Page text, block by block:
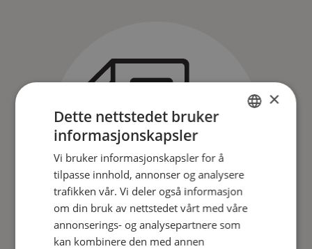
DANISH
GERMAN
NORWEGIAN
×
Dette nettstedet bruker
informasjonskapsler
Vi bruker informasjonskapsler for å
tilpasse innhold, annonser og analysere
trafikken vår. Vi deler også informasjon
om din bruk av nettstedet vårt med våre
annonserings- og analysepartnere som
kan kombinere den med annen